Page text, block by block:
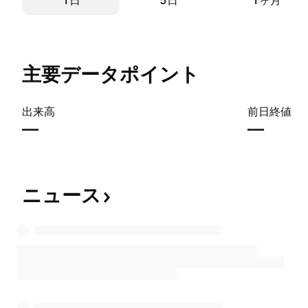
主要データポイント
出来高
—
前日終値
—
ニュース